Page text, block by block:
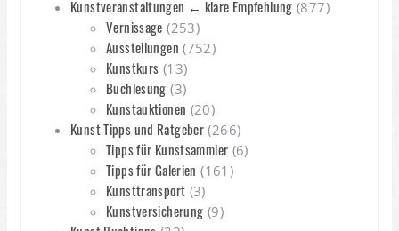
Kunstveranstaltungen ← klare Empfehlung (877)
Vernissage (253)
Ausstellungen (752)
Kunstkurs (13)
Buchlesung (3)
Kunstauktionen (20)
Kunst Tipps und Ratgeber (266)
Tipps für Kunstsammler (6)
Tipps für Galerien (161)
Kunsttransport (3)
Kunstversicherung (9)